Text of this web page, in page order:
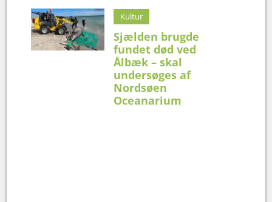
Kultur
Sjælden brugde
fundet død ved
Ålbæk – skal
undersøges af
Nordsøen
Oceanarium